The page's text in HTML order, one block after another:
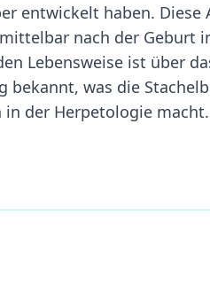
entwickelt haben.
nach der Geburt
Lebensweise ist über
was die
der Herpetologie macht.